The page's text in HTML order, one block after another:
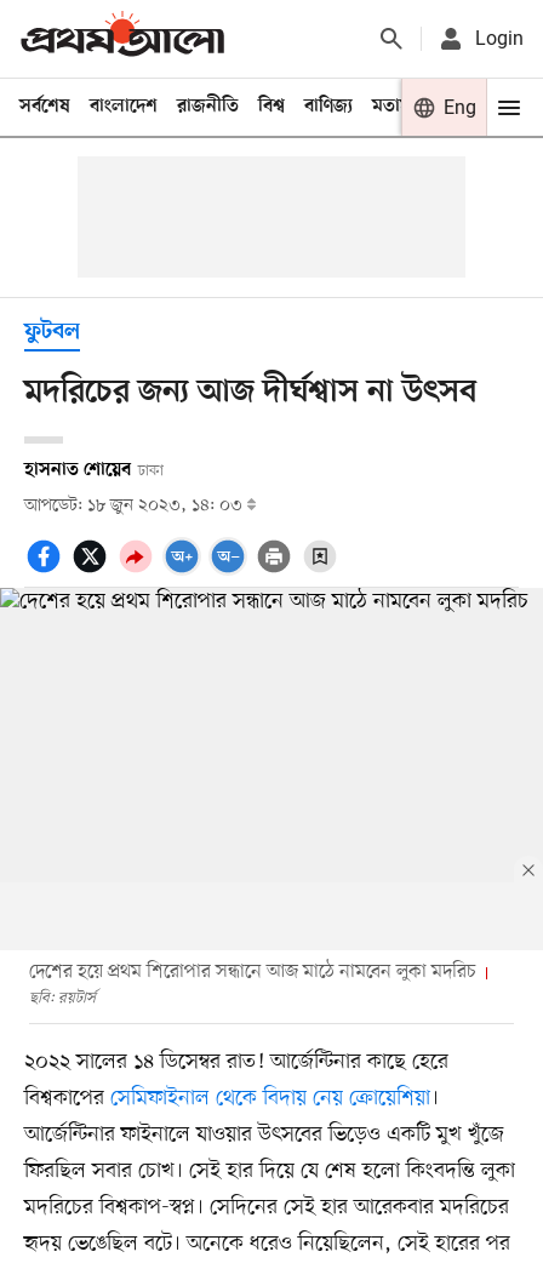
Login
সর্বশেষ বাংলাদেশ রাজনীতি বিশ্ব বাণিজ্য মতামত খেলা
Eng
ফুটবল
মদরিচের জন্য আজ দীর্ঘশ্বাস না উৎসব
হাসনাত শোয়েব ঢাকা
আপডেট: ১৮ জুন ২০২৩, ১৪: ০৩
দেশের হয়ে প্রথম শিরোপার সন্ধানে আজ মাঠে নামবেন লুকা মদরিচ
ছবি: রয়টার্স
২০২২ সালের ১৪ ডিসেম্বর রাত! আর্জেন্টিনার কাছে হেরে
বিশ্বকাপের সেমিফাইনাল থেকে বিদায় নেয় ক্রোয়েশিয়া।
আর্জেন্টিনার ফাইনালে যাওয়ার উৎসবের ভিড়েও একটি মুখ খুঁজে
ফিরছিল সবার চোখ। সেই হার দিয়ে যে শেষ হলো কিংবদন্তি লুকা
মদরিচের বিশ্বকাপ-স্বপ্ন। সেদিনের সেই হার আরেকবার মদরিচের
হৃদয় ভেঙেছিল বটে। অনেকে ধরেও নিয়েছিলেন, সেই হারের পর